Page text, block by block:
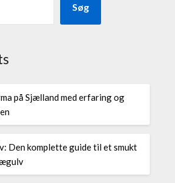
Søg
på Sjælland med erfaring og
Den komplette guide til et smukt